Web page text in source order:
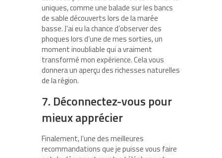
uniques, comme une balade sur les bancs
de sable découverts lors de la marée
basse. J’ai eu la chance d’observer des
phoques lors d’une de mes sorties, un
moment inoubliable qui a vraiment
transformé mon expérience. Cela vous
donnera un aperçu des richesses naturelles
de la région.
7. Déconnectez-vous pour
mieux apprécier
Finalement, l’une des meilleures
recommandations que je puisse vous faire